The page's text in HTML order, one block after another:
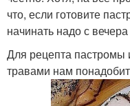
что, если готовите
начинать надо с
Для рецепта пастромы
травами нам